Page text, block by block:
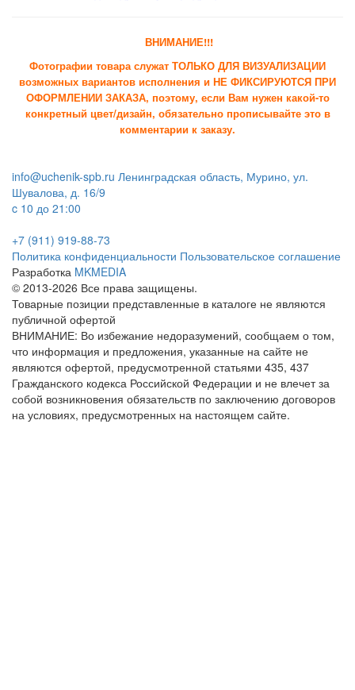
ВНИМАНИЕ!!!
Фотографии товара служат ТОЛЬКО ДЛЯ ВИЗУАЛИЗАЦИИ
возможных вариантов исполнения и НЕ ФИКСИРУЮТСЯ ПРИ
ОФОРМЛЕНИИ ЗАКАЗА, поэтому, если Вам нужен какой-то
конкретный цвет/дизайн, обязательно прописывайте это в
комментарии к заказу.
info@uchenik-spb.ru Ленинградская область, Мурино, ул.
Шувалова, д. 16/9
c 10 до 21:00
+7 (911) 919-88-73
Политика конфиденциальности Пользовательское соглашение
Разработка MKMEDIA
© 2013-2026 Все права защищены.
Товарные позиции представленные в каталоге не являются
публичной офертой
ВНИМАНИЕ: Во избежание недоразумений, сообщаем о том,
что информация и предложения, указанные на сайте не
являются офертой, предусмотренной статьями 435, 437
Гражданского кодекса Российской Федерации и не влечет за
собой возникновения обязательств по заключению договоров
на условиях, предусмотренных на настоящем сайте.